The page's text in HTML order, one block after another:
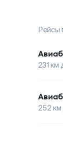
Рейсы
231 км
252 км